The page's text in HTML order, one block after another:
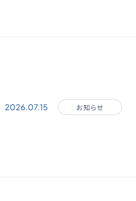
2026.07.15 お知らせ